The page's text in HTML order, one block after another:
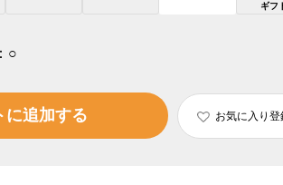
ギフ
○
に追加する お気に入り登